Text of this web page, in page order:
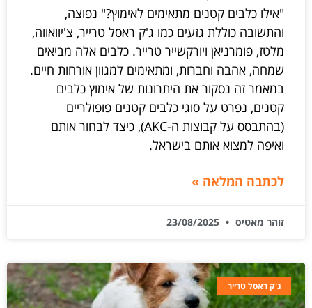
"אילו כלבים קטנים מתאימים לאימוץ?" נפוצה,
והתשובה כוללת גזעים כמו ג'ק ראסל טרייר, צ'יוואווה,
מלטז, פומרניאן ויורקשייר טרייר. כלבים אלה מביאים
שמחה, אהבה וחברות, ומתאימים למגוון אורחות חיים.
במאמר זה נסקור את היתרונות של אימוץ כלבים
קטנים, נפרט על סוגי כלבים קטנים פופולריים
(בהתבסס על קבוצות ה-AKC), כיצד לבחור אותם
ואיפה למצוא אותם בישראל.
לכתבה המלאה »
זוהר מאטיס
ג'ק ראסל טרייר